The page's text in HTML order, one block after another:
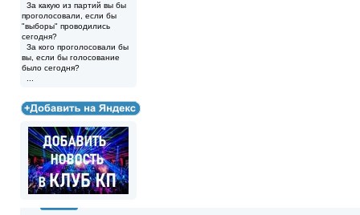
За какую из партий вы бы
проголосовали, если бы
"выборы" проводились
сегодня?
За кого проголосовали бы
вы, если бы голосование
было сегодня?